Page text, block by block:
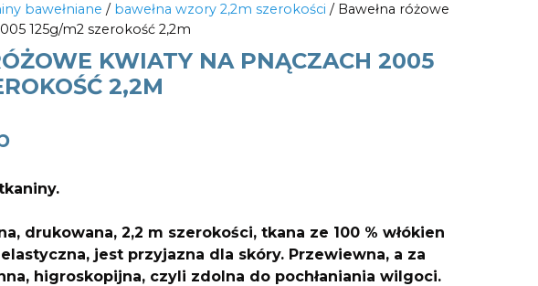
bawełniane / bawełna wzory 2,2m szerokości / Bawełna różowe
125g/m2 szerokość 2,2m
KWIATY NA PNĄCZACH 2005
2,2M
drukowana, 2,2 m szerokości, tkana ze 100 % włókien
jest przyjazna dla skóry. Przewiewna, a za
higroskopijna, czyli zdolna do pochłaniania wilgoci.